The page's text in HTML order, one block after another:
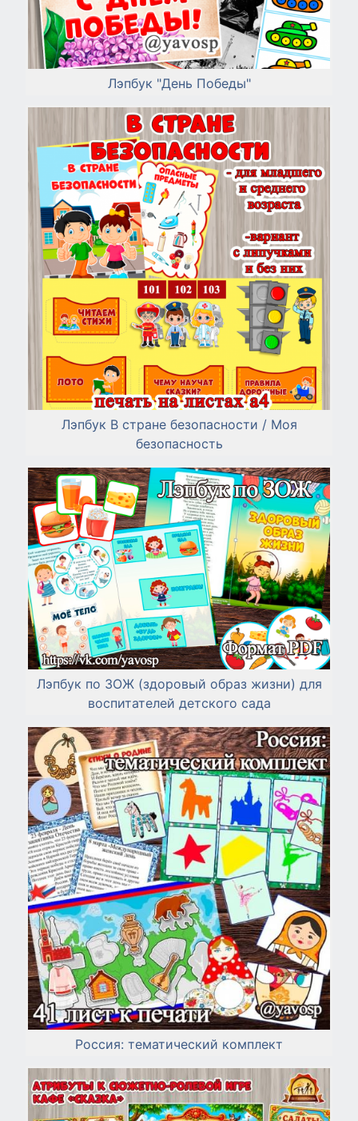
Лэпбук "День Победы"
Лэпбук В стране безопасности / Моя
безопасность
Лэпбук по ЗОЖ (здоровый образ жизни) для
воспитателей детского сада
Россия: тематический комплект